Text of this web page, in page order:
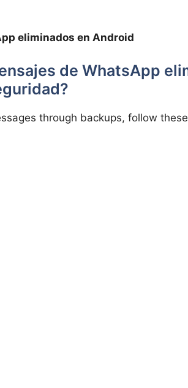
eliminados en Android
de WhatsApp
through backups, follow